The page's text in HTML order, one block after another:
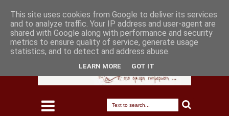
This site uses cookies from Google to deliver its services
and to analyze traffic. Your IP address and user-agent are
shared with Google along with performance and security
metrics to ensure quality of service, generate usage
statistics, and to detect and address abuse.
LEARN MORE GOT IT